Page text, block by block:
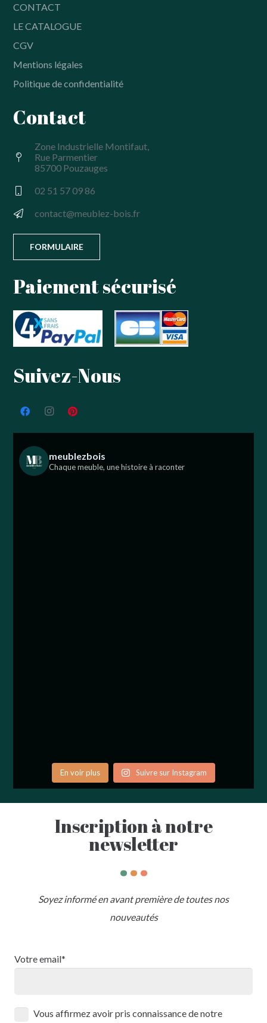
CONTACT
LE CATALOGUE
CGV
Mentions légales
Politique de confidentialité
Contact
Zone Industrielle Montifaut,
Rue Parmentier
85700 Pouzauges
02 51 57 09 86
contact@meublez-bois.fr
FORMULAIRE
Paiement sécurisé
Suivez-Nous
meublezbois
Chaque meuble, une histoire à raconter
En voir plus Suivre sur Instagram
Inscription à notre
newsletter
...
Soyez informé en avant première de toutes nos
nouveautés
Votre email*
Vous affirmez avoir pris connaissance de notre